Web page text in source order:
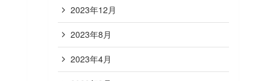
2023年12月
2023年8月
2023年4月